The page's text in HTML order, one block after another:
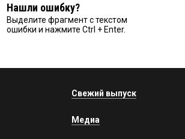
Нашли ошибку?
Выделите фрагмент с текстом
ошибки и нажмите Ctrl + Enter.
Свежий выпуск
Медиа